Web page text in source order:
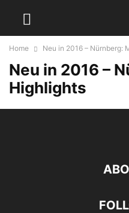
Home Neu in 2016 – Nürnberg:
Neu in 2016 –
Highlights